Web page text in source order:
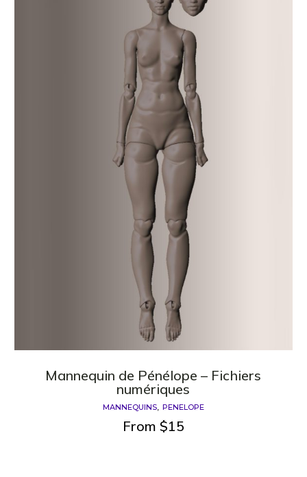
Mannequin de Pénélope – Fichiers
numériques
MANNEQUINS PENELOPE
From $15